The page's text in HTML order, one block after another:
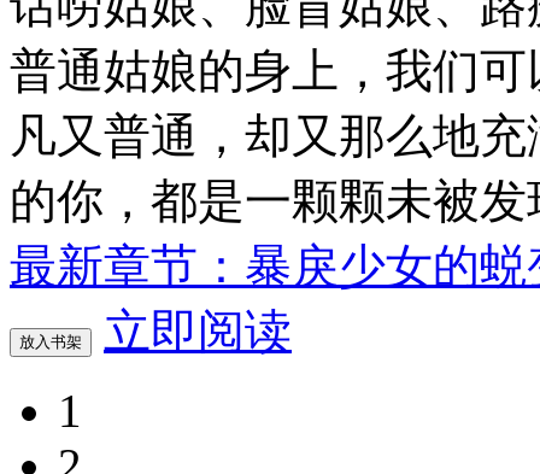
普通姑娘的身上，我们
凡又普通，却又那么地
的你，都是一颗颗未被
最新章节：暴戾少女的蜕
放入书架
立即阅读
1